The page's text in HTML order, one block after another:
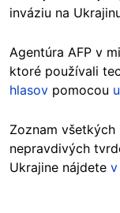
inváziu na
Agentúra AFP v
ktoré používali
hlasov pomocou
Zoznam
nepravdivých
Ukrajine nájdete v